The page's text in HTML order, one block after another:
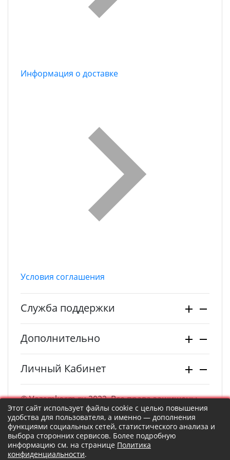
Информация о доставке
Условия соглашения
Служба поддержки
Дополнительно
Личный Кабинет
© Vezemkorm.ru 2022. Все права защищены.
Этот сайт использует файлы cookie с целью повышения
удобства для пользователя, а именно — дополнения
функциями социальных сетей, статистического анализа и
выбора сторонних сервисов. Более подробную
информацию см. на странице Политика
конфиденциальности.